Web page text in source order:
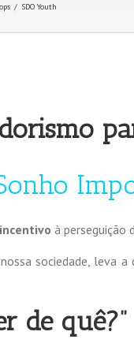
/ SDO Youth
à perseguição
sociedade, leva
de quê?”